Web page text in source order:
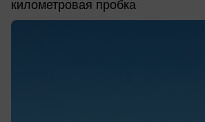
километровая пробка